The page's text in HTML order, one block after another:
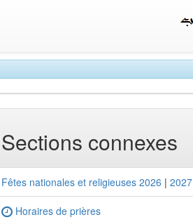
Sections connexes
Fêtes nationales et religieuses 2026 | 2027
Horaires de prières